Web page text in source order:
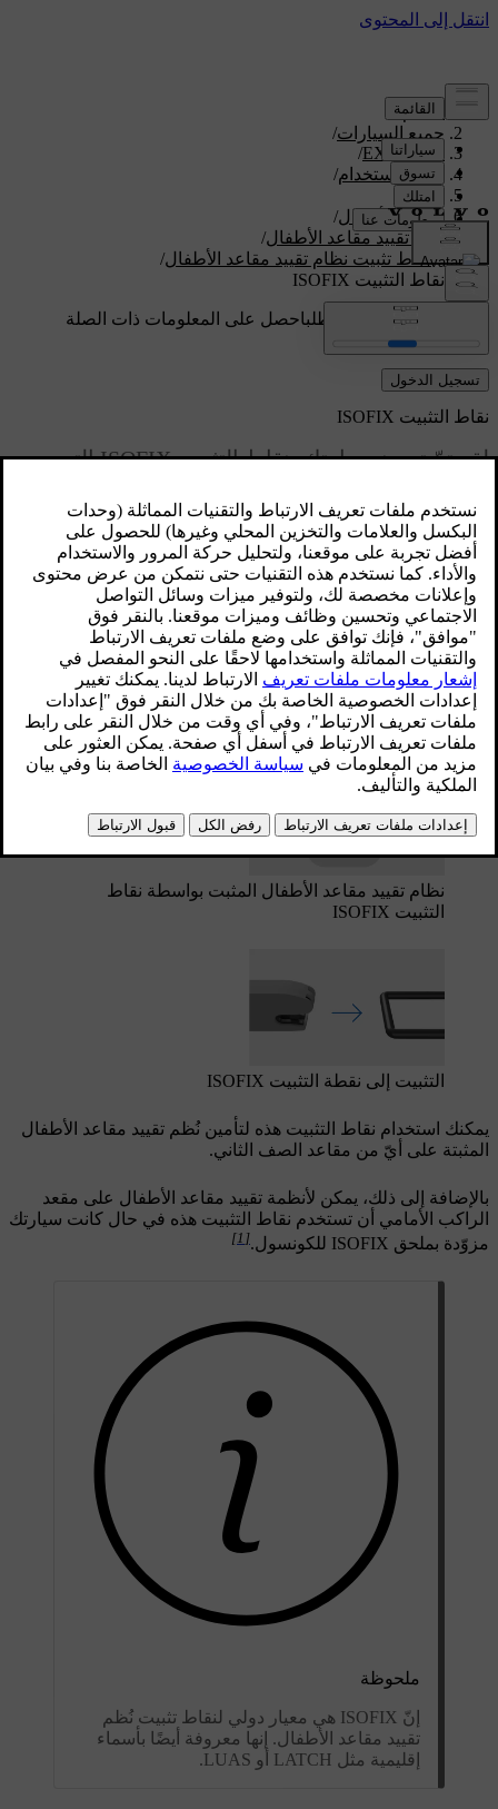
الدعم/
جميع السيارات/
EX90 2026
/
دليل الاستخدام/
الأمان
سلامة الأطفال/
نُظم تقييد مقاعد الأطفال/
نقاط تثبيت ‏نظام تقييد مقاعد الأطفال/
نقاط التثبيت ISOFIX
دعم مخصص حسب الطلباحصل على المعلومات ذات الصلة
بسيارتك الخاصة.
تسجيل الدخول
محدّث ٣١‏/١٠‏/٢٠٢٥
نقاط التثبيت ISOFIX
لقد تمّ تجهيز سيارتك بنقاط التثبيت ISOFIX التي
على بعض المقاعد الخلفية. إذا كانت سيارتك مزوّدة
بملحق ISOFIX للكونسول
[1]
، فيمكن استخدام نقاط
التثبيت هذه لتأمين أنظمة تقييد مقاعد الأطفال على
مقعد الراكب الأمامي أيضًا.
يمكن استخدام نقاط التثبيت ISOFIX بالتزامن مع وسائل تثبيت
وتشكّل نقاط التثبيت هذه جزءًا من المتطلّبات الواردة في المعيار
الدولي الخاص بنُظم تقييد مقاعد الأطفال.
‏نظام تقييد مقاعد الأطفال المثبت بواسطة نقاط
التثبيت ISOFIX
التثبيت إلى نقطة التثبيت ISOFIX
يمكنك استخدام نقاط التثبيت هذه لتأمين نُظم تقييد مقاعد الأطفال
المثبتة على أيّ من مقاعد الصف الثاني.
بالإضافة إلى ذلك، يمكن لأنظمة تقييد مقاعد الأطفال على مقعد
الراكب الأمامي أن تستخدم نقاط التثبيت هذه في حال كانت سيارتك
مزوّدة بملحق ISOFIX للكونسول.
[1]
ملحوظة
إنّ ISOFIX هي معيار دولي لنقاط تثبيت نُظم
تقييد مقاعد الأطفال. إنها معروفة أيضًا بأسماء
إقليمية مثل LATCH أو LUAS.